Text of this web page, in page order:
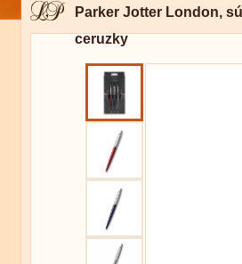
Parker Jotter London,
ceruzky